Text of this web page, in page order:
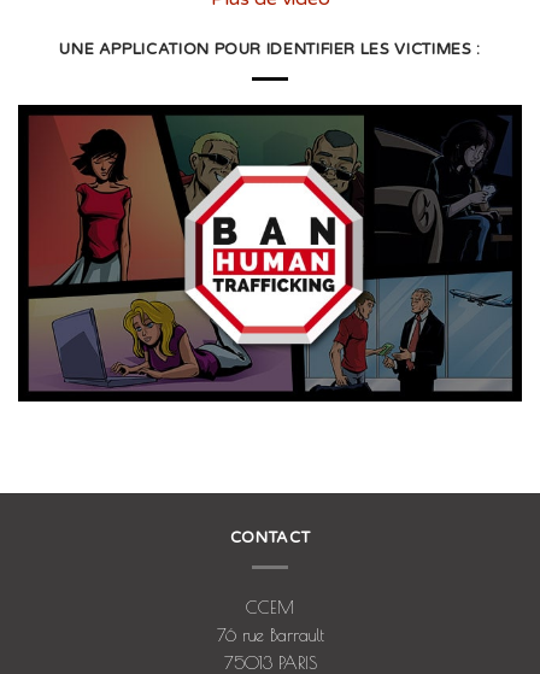
UNE APPLICATION POUR IDENTIFIER LES VICTIMES :
CONTACT
CCEM
76 rue Barrault
75013 PARIS